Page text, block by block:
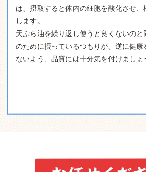
は、摂取すると体内の細胞を酸化させ
します。
天ぷら油を繰り返し使うと良くないの
のために摂っているつもりが、逆に健康
ないよう、品質には十分気を付けましょ